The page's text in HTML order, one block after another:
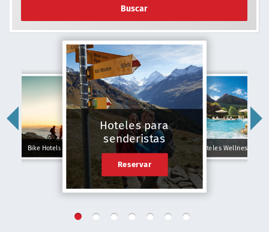
Buscar
Bike Hotels
Hoteles para
senderistas
Reservar
Hoteles Wellness